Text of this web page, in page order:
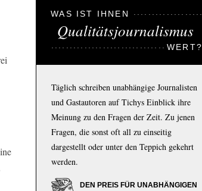
WAS IST IHNEN
Qualitätsjournalismus
WERT?
Täglich schreiben unabhängige Journalisten
und Gastautoren auf Tichys Einblick ihre
Meinung zu den Fragen der Zeit. Zu jenen
Fragen, die sonst oft all zu einseitig
dargestellt oder unter den Teppich gekehrt
werden.
DEN PREIS FÜR UNABHÄNGIGEN